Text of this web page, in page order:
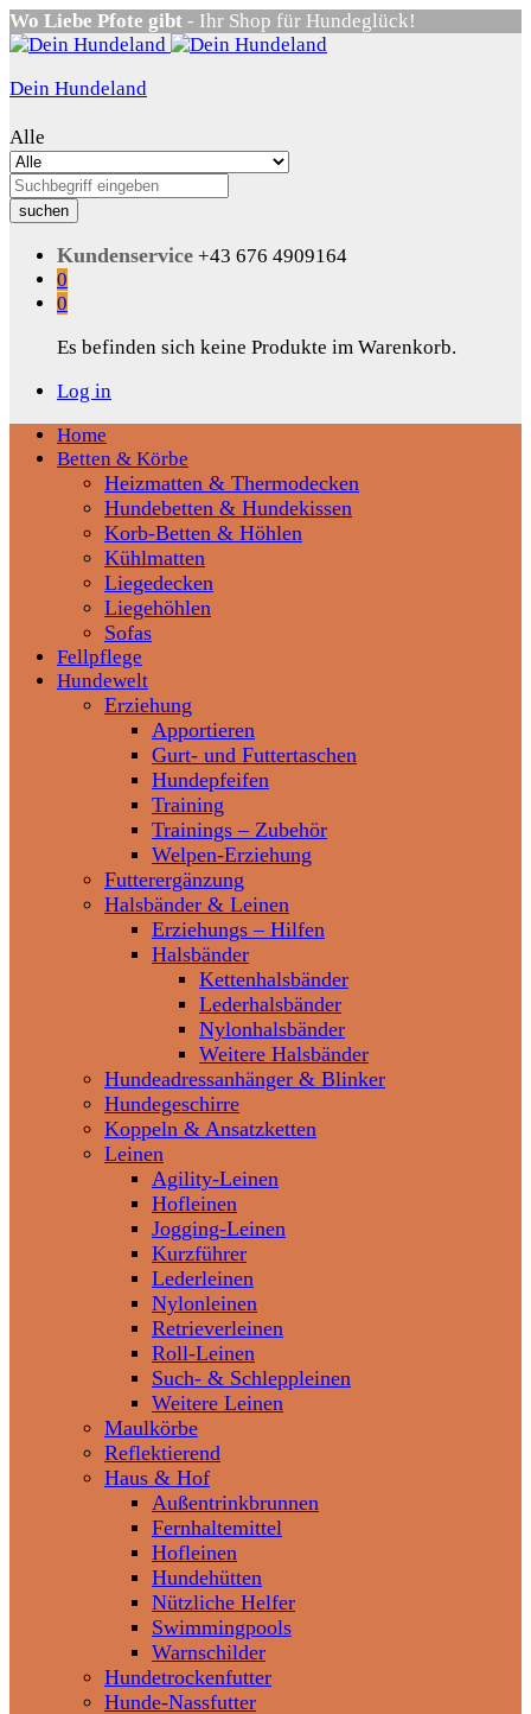
Wo Liebe Pfote gibt - Ihr Shop für Hundeglück!
Dein Hundeland
Alle
suchen
Kundenservice +43 676 4909164
0
0
Es befinden sich keine Produkte im Warenkorb.
Log in
Home
Betten & Körbe
Heizmatten & Thermodecken
Hundebetten & Hundekissen
Korb-Betten & Höhlen
Kühlmatten
Liegedecken
Liegehöhlen
Sofas
Fellpflege
Hundewelt
Erziehung
Apportieren
Gurt- und Futtertaschen
Hundepfeifen
Training
Trainings – Zubehör
Welpen-Erziehung
Futterergänzung
Halsbänder & Leinen
Erziehungs – Hilfen
Halsbänder
Kettenhalsbänder
Lederhalsbänder
Nylonhalsbänder
Weitere Halsbänder
Hundeadressanhänger & Blinker
Hundegeschirre
Koppeln & Ansatzketten
Leinen
Agility-Leinen
Hofleinen
Jogging-Leinen
Kurzführer
Lederleinen
Nylonleinen
Retrieverleinen
Roll-Leinen
Such- & Schleppleinen
Weitere Leinen
Maulkörbe
Reflektierend
Haus & Hof
Außentrinkbrunnen
Fernhaltemittel
Hofleinen
Hundehütten
Nützliche Helfer
Swimmingpools
Warnschilder
Hundetrockenfutter
Hunde-Nassfutter